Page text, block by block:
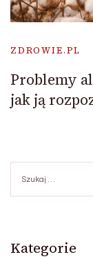
ZDROWIE.PL
Problemy
jak ją
Kategorie